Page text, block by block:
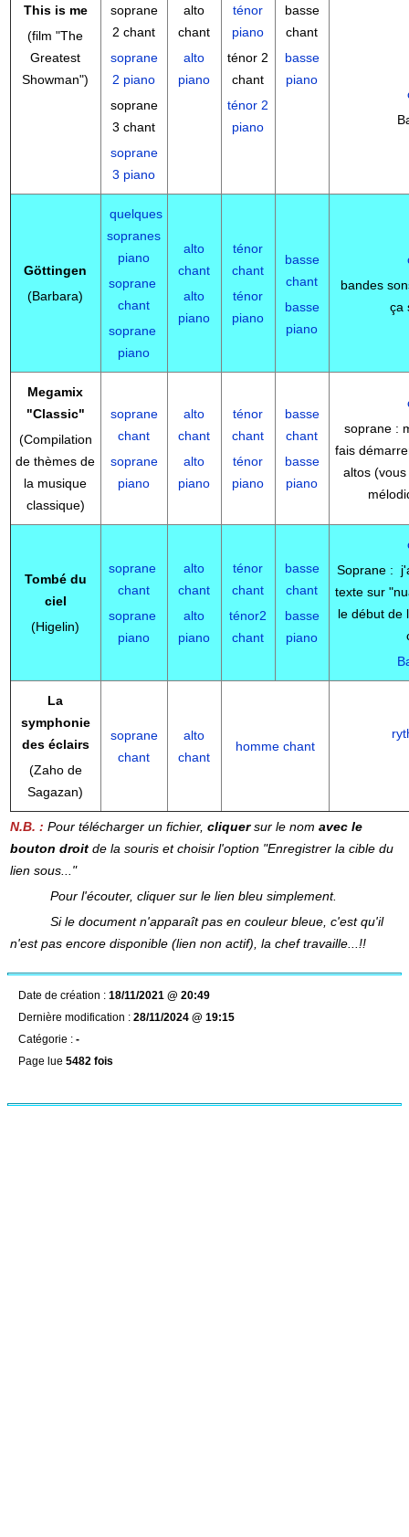
This is me
(film "The
Greatest
Showman")
soprane
2 chant
soprane
2 piano
soprane
3 chant
soprane
3 piano
alto
chant
alto
piano
ténor
piano
ténor 2
chant
ténor 2
piano
basse
chant
basse
piano
Göttingen
(Barbara)
quelques
sopranes
piano
soprane
chant
soprane
piano
alto
chant
alto
piano
ténor
chant
ténor
piano
basse
chant
basse
piano
bandes
ça
Megamix
"Classic"
(Compilation
de thèmes de
la musique
classique)
soprane
chant
soprane
piano
alto
chant
alto
piano
ténor
chant
ténor
piano
basse
chant
basse
piano
soprane :
fais
altos
Tombé du
ciel
(Higelin)
soprane
chant
soprane
piano
alto
chant
alto
piano
ténor
chant
ténor2
chant
basse
chant
basse
piano
Soprane :
texte sur
le début de
La
symphonie
des éclairs
(Zaho de
Sagazan)
soprane
chant
alto
chant
homme chant
N.B. : Pour télécharger un fichier, cliquersur le nom avec le
bouton droit de la souris et choisir l'option "Enregistrer la cible du
lien sous..."
Pour l'écouter, cliquer sur le lien bleu simplement.
Si le document n'apparaît pas en couleur bleue, c'est qu'il
n'est pas encore disponible (lien non actif), la chef travaille...!!
Date de création : 18/11/2021 @ 20:49
Dernière modification : 28/11/2024 @ 19:15
Catégorie : -
Page lue 5482 fois